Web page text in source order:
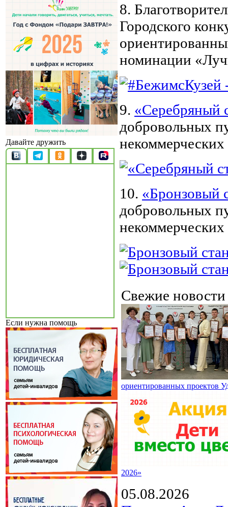
Давайте дружить
Если нужна помощь
8.
Городского
номинации
9. «Серебряный
добровольных
некоммерческих
10. «Бронзовый
добровольных
некоммерческих
Свежие
ориентированных проектов
2026»
05.08.2026